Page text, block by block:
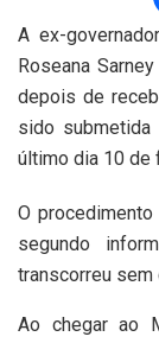
A ex-
Roseana
depois de
sido submetida
último dia 10 de
O
segundo
transcorreu
Ao chegar ao